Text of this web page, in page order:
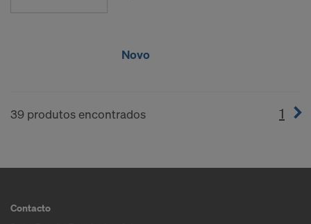
Novo
39 produtos encontrados 1
Contacto